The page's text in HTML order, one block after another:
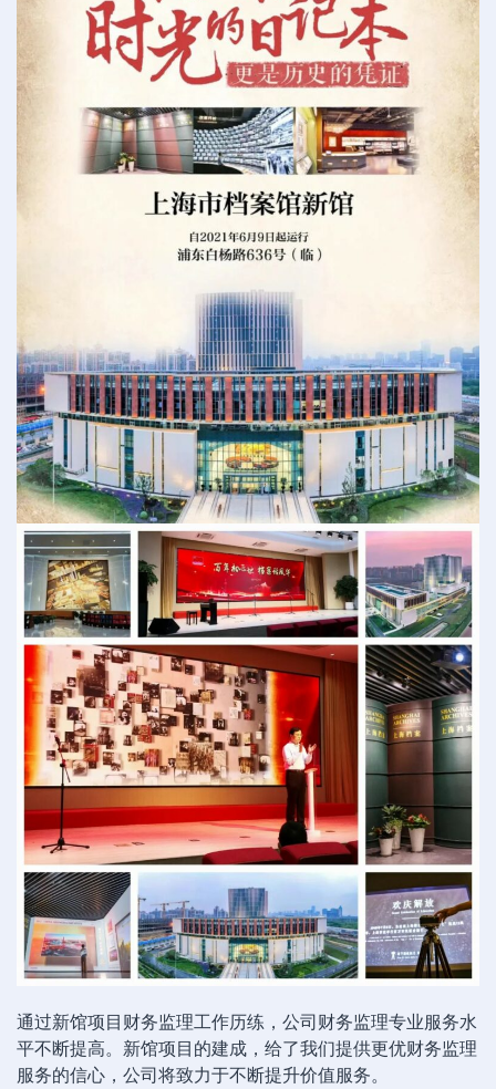
通过新馆项目财务监理工作历练，公司财务监理专业服务水
平不断提高。新馆项目的建成，给了我们提供更优财务监理
服务的信心，公司将致力于不断提升价值服务。